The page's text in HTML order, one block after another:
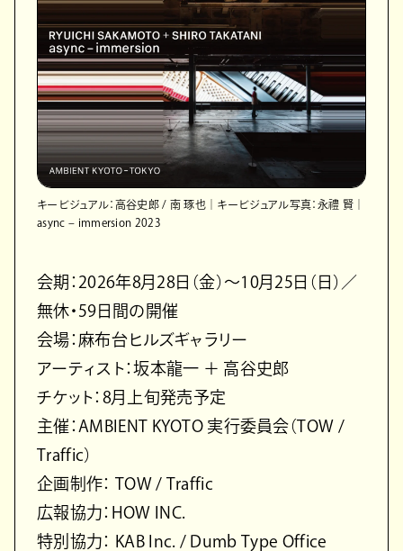
キービジュアル：高谷史郎 / 南 琢也｜キービジュアル写真：永禮 賢｜
async – immersion 2023
会期：2026年8月28日（金）～10月25日（日）／
無休・59日間の開催
会場：麻布台ヒルズギャラリー
アーティスト：坂本龍一 ＋ 高谷史郎
チケット：8月上旬発売予定
主催：AMBIENT KYOTO 実行委員会（TOW /
Traffic）
企画制作： TOW / Traffic
広報協力：HOW INC.
特別協力： KAB Inc. / Dumb Type Office